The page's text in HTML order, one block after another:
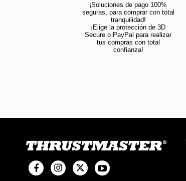
¡Soluciones de pago 100%
seguras, para comprar con total
tranquilidad!
¡Elige la protección de 3D
Secure o PayPal para realizar
tus compras con total
confianza!